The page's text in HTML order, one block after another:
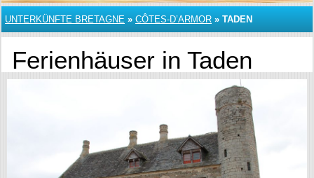
UNTERKÜNFTE BRETAGNE » CÔTES-D’ARMOR » TADEN
Ferienhäuser in Taden